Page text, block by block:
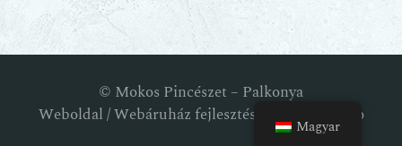
© Mokos Pincészet – Palkonya
Weboldal / Webáruház fejlesztés: RM Webstudio
Magyar